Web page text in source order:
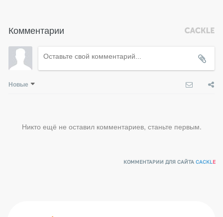
Комментарии
Новые
Никто ещё не оставил комментариев, станьте первым.
КОММЕНТАРИИ ДЛЯ САЙТАCACKLE